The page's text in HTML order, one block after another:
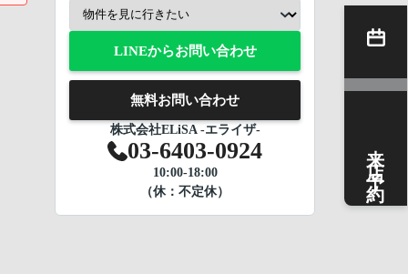
LINEからお問い合わせ
無料お問い合わせ
株式会社ELiSA -エライザ-
03-6403-0924
10:00-18:00
（休：不定休）
来店予約